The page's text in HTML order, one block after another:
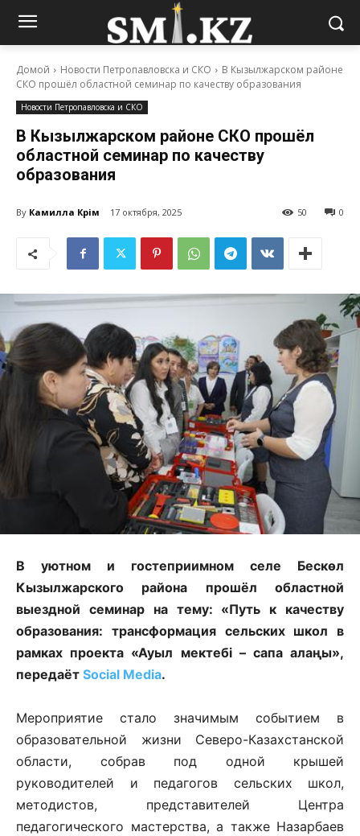
Домой Новости Петропавловска и СКО
В Кызылжарском районе
СКО прошёл областной семинар по качеству образования
Новости Петропавловска и СКО
В Кызылжарском районе СКО прошёл
областной семинар по качеству
образования
By Камилла Кәрім 17 октября, 2025 0
50
В уютном и гостеприимном селе Бескөл
Кызылжарского района прошёл областной
выездной семинар на тему: «Путь к качеству
образования: трансформация сельских школ в
рамках проекта «Ауыл мектебі – сапа алаңы»,
передаёт Social Media.
Мероприятие стало значимым событием в
образовательной жизни Северо-Казахстанской
области, собрав под одной крышей
руководителей и педагогов сельских школ,
методистов, представителей Центра
педагогического мастерства, а также Назарбаев